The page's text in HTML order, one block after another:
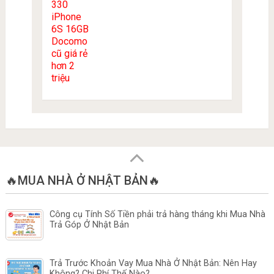
🔥MUA NHÀ Ở NHẬT BẢN🔥
Công cụ Tính Số Tiền phải trả hàng tháng khi Mua Nhà
Trả Góp Ở Nhật Bản
Trả Trước Khoản Vay Mua Nhà Ở Nhật Bản: Nên Hay